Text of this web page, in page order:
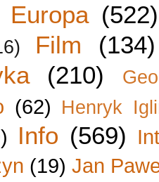
Europa (522)
Film
(134)
(210)
(62) Henryk
Info (569)
(19) Jan